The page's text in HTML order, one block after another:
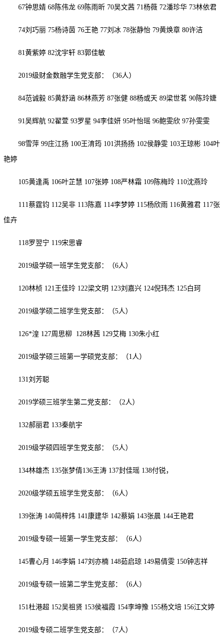
67钟思婧 68陈伟龙 69陈雨昕 70吴文茜 71杨薇 72潘珍华 73林依君
74刘巧丽 75杨诗茵 76王艳 77刘冰 78张静怡 79黄焕章 80许洁
81黄紫婷 82沈宇轩 83郭佳敏
2019级财金数融学生党支部：（36人）
84范诚毅 85黄舒涵 86林燕芳 87张健 88杨或天 89梁世茗 90陈玲婕
91吴辉航 92翟萱 93罗星 94李佳妍 95叶怡瑶 96鲍雯欣 97孙雯雯
98雪萍 99庄江扬 100王淯筠 101洪扬扬 102侯静雯 103王琼彬 104叶
艳婷
105黄逢禹 106叶芷慧 107张婷 108严林霜 109陈梅玲 110沈燕玲
111蔡霆钧 112吴非 113陈嘉 114李梦婷 115杨欣雨 116黄雅君 117张
佳卉
118罗翌宁 119宋思睿
2019级学硕一班学生党支部：（6人）
120林桢 121 王佳玲 122梁文明 123刘嘉兴 124倪玮杰 125白珂
2019级学硕二班学生党支部：（5人）
126*湟 127周思柳 128林茜 129艾梅 130朱小红
2019级学硕三班第一学硕党支部：（1人）
131刘芳聪
2019学硕三班学生第二党支部：（2人）
132郝丽君 133秦航宇
2019级学硕四班学生党支部：（5人）
134林雄杰 135张梦倩136王涛 137封佳瑶 138付锐，
2020级学硕五班学生党支部：（6人）
139张涛 140简梓炜 141康建华 142蔡娟 143张晨 144王艳君
2019级专硕一班第一学生党支部：（6人）
145曹心月 146李娟 147刘亦楠 148茹启琼 149易倩雯 150钟志祥
2019级专硕一班第二学生党支部：（6人）
151杜港超 152吴祖贤 153侯福霞 154李坤豫 155杨文培 156江文婷
2019级专硕二班学生党支部：（7人）